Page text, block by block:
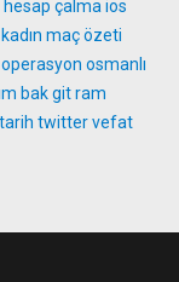
hesap çalma ios
kadın maç özeti
operasyon osmanlı
bak gitram
tarih twittervefat